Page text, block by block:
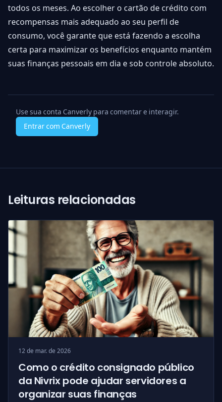
todos os meses. Ao escolher o cartão de crédito com
recompensas mais adequado ao seu perfil de
consumo, você garante que está fazendo a escolha
certa para maximizar os benefícios enquanto mantém
suas finanças pessoais em dia e sob controle absoluto.
Use sua conta Canverly para comentar e interagir.
Entrar com Canverly
Leituras relacionadas
12 de mar. de 2026
Como o crédito consignado público
da Nivrix pode ajudar servidores a
organizar suas finanças